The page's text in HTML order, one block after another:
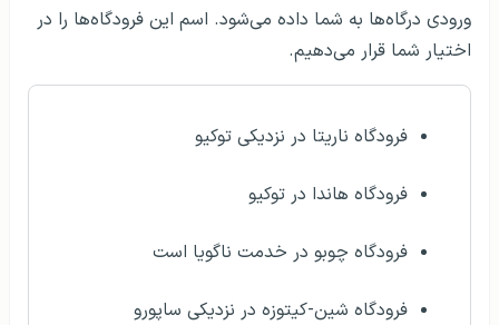
ورودی درگاه‌ها به شما داده می‌شود. اسم این فرودگاه‌ها را در
اختیار شما قرار می‌دهیم.
فرودگاه ناریتا در نزدیکی توکیو
فرودگاه هاندا در توکیو
فرودگاه چوبو در خدمت ناگویا است
فرودگاه شین-کیتوزه در نزدیکی ساپورو